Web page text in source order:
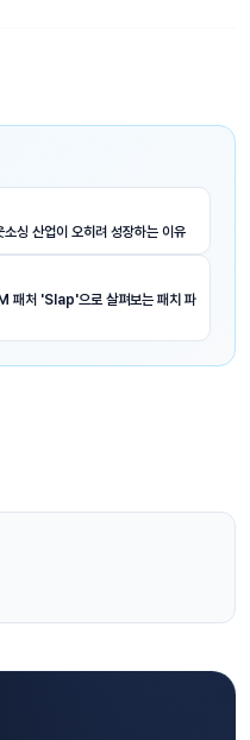
싱 산업이 오히려 성장하는 이유
패처 'Slap'으로 살펴보는 패치 파